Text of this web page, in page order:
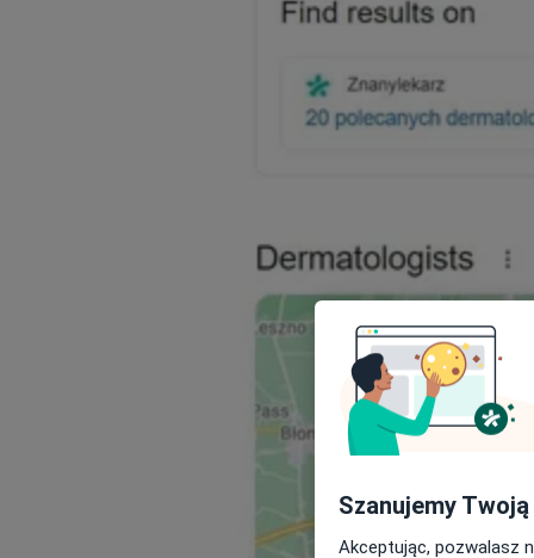
Szanujemy
Akceptując, pozwalasz